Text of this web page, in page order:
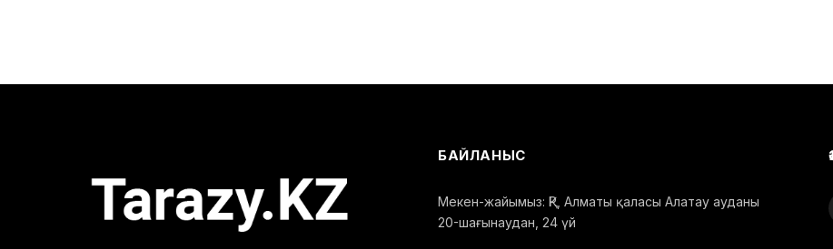
БАЙЛАНЫС
Мекен-жайымыз: ҚР, Алматы қаласы Алатау ауданы
20-шағынаудан, 24 үй